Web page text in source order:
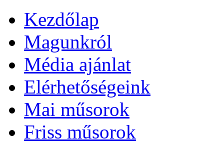
Kezdőlap
Magunkról
Média ajánlat
Elérhetőségeink
Mai műsorok
Friss műsorok